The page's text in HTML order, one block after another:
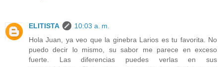
ELITISTA
10:03 a. m.
Hola Juan, ya veo que la ginebra Larios es tu favorita. No
puedo decir lo mismo, su sabor me parece en exceso
fuerte. Las diferencias puedes verlas en sus